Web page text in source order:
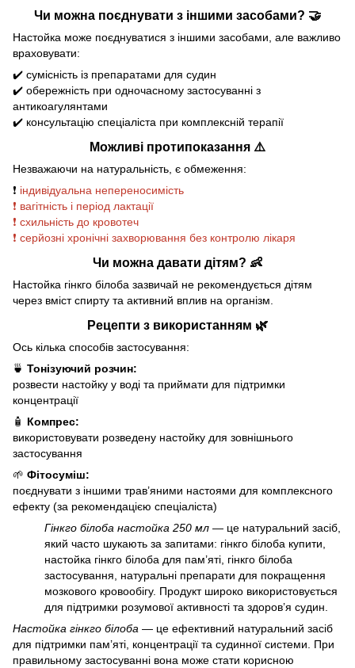
Чи можна поєднувати з іншими засобами? 🤝
Настойка може поєднуватися з іншими засобами, але важливо
враховувати:
✔️ сумісність із препаратами для судин
✔️ обережність при одночасному застосуванні з
антикоагулянтами
✔️ консультацію спеціаліста при комплексній терапії
Можливі протипоказання ⚠️
Незважаючи на натуральність, є обмеження:
❗ індивідуальна непереносимість
❗ вагітність і період лактації
❗ схильність до кровотеч
❗ серйозні хронічні захворювання без контролю лікаря
Чи можна давати дітям? 👶
Настойка гінкго білоба зазвичай не рекомендується дітям
через вміст спирту та активний вплив на організм.
Рецепти з використанням 🌿
Ось кілька способів застосування:
🍵 Тонізуючий розчин:
розвести настойку у воді та приймати для підтримки
концентрації
🧴 Компрес:
використовувати розведену настойку для зовнішнього
застосування
🌱 Фітосуміш:
поєднувати з іншими трав’яними настоями для комплексного
ефекту (за рекомендацією спеціаліста)
Гінкго білоба настойка 250 мл — це натуральний засіб,
який часто шукають за запитами: гінкго білоба купити,
настойка гінкго білоба для пам’яті, гінкго білоба
застосування, натуральні препарати для покращення
мозкового кровообігу. Продукт широко використовується
для підтримки розумової активності та здоров’я судин.
Настойка гінкго білоба — це ефективний натуральний засіб
для підтримки пам’яті, концентрації та судинної системи. При
правильному застосуванні вона може стати корисною